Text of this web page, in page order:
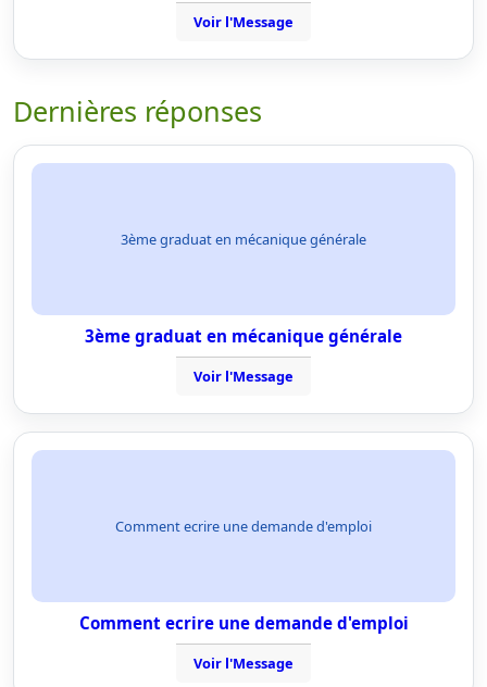
Voir l'Message
Dernières réponses
3ème graduat en mécanique générale
3ème graduat en mécanique générale
Voir l'Message
Comment ecrire une demande d'emploi
Comment ecrire une demande d'emploi
Voir l'Message